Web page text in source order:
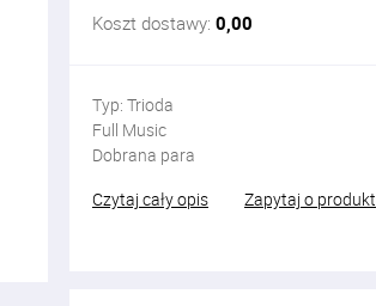
Koszt dostawy: 0,00
Typ: Trioda
Full Music
Dobrana para
Czytaj cały opis
Zapytaj o produkt